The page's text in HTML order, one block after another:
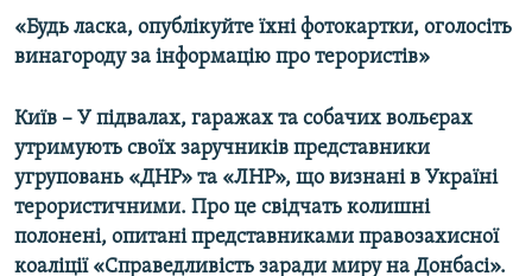
КТАТ
Усі сайти RFE/RL
«Будь ласка, опублікуйте їхні фотокартки, оголосіть
винагороду за інформацію про терористів»
Київ – У підвалах, гаражах та собачих вольєрах
утримують своїх заручників представники
угруповань «ДНР» та «ЛНР», що визнані в Україні
терористичними. Про це свідчать колишні
полонені, опитані представниками правозахисної
коаліції «Справедливість заради миру на Донбасі».